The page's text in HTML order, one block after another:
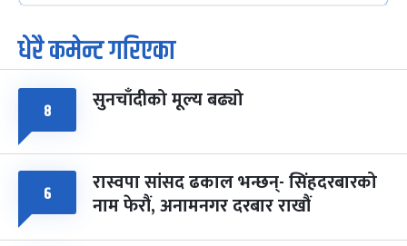
७
आइत
पूर्णिमा व्रत
चैत्र ७, २०८३-Mar 21, 2027
८ फागुपूर्णिमा
धेरै कमेन्ट गरिएका
८ सुनचाँदीको मूल्य बढ्यो
६ रास्वपा सांसद ढकाल भन्छन्- सिंहदरबारको
नाम फेरौं, अनामनगर दरबार राखौं